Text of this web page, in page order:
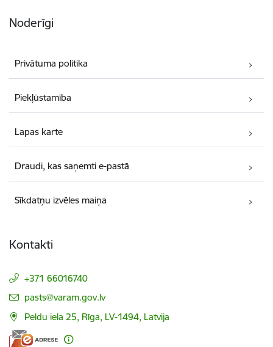
Noderīgi
Privātuma politika
Piekļūstamība
Lapas karte
Draudi, kas saņemti e-pastā
Sīkdatņu izvēles maiņa
Kontakti
+371 66016740
E-pasts:
pasts@varam.gov.lv
Peldu iela 25, Rīga, LV-1494, Latvija